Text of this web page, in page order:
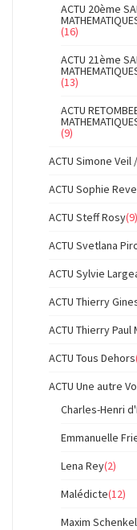
ACTU 20ème
(16)
ACTU 21ème
(13)
ACTU
(9)
ACTU Simone
ACTU Sophie
ACTU Steff Rosy(9)
ACTU Svetlana
ACTU Sylvie
ACTU Thierry
ACTU Thierry Paul
ACTU Tous Dehors
ACTU Une autre
Charles-Henri
Emmanuelle
Lena Rey(2)
Malédicte(12)
Maxim Schenkel